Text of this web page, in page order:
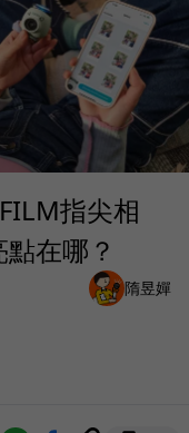
指尖相
在哪？
隋昱嬋